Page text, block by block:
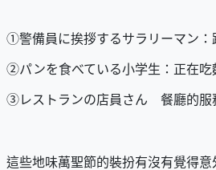
①警備員に挨拶するサラリーマン：
②パンを食べている小学生：正在吃
③レストランの店員さん 餐廳的服
這些地味萬聖節的裝扮有沒有覺得意